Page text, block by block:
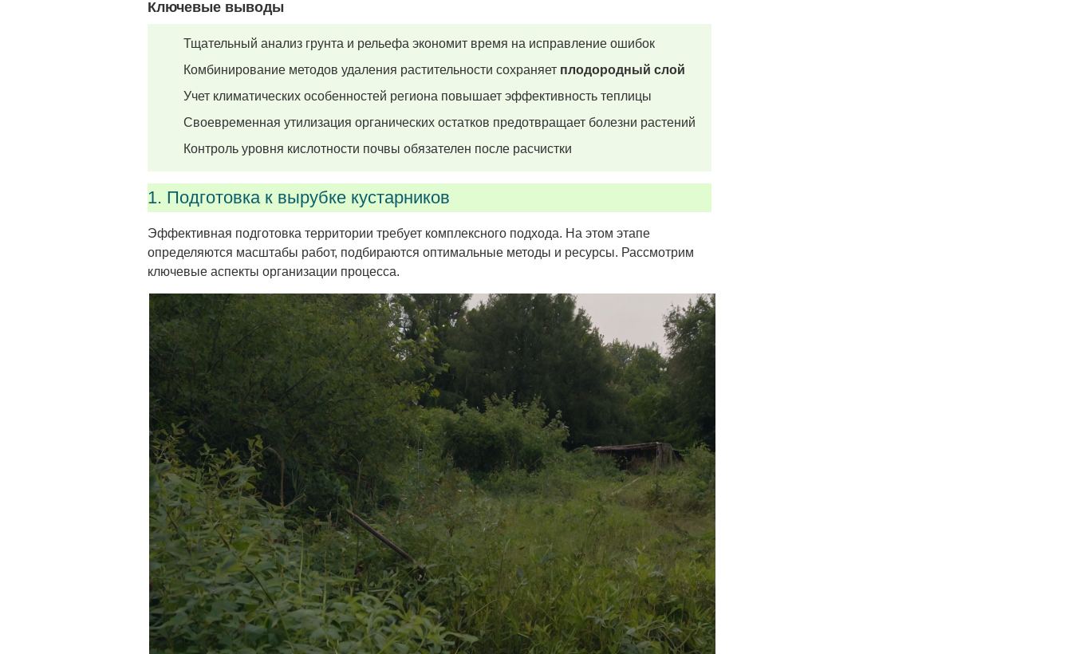
Ключевые выводы
Тщательный анализ грунта и рельефа экономит время на исправление ошибок
Комбинирование методов удаления растительности сохраняет плодородный слой
Учет климатических особенностей региона повышает эффективность теплицы
Своевременная утилизация органических остатков предотвращает болезни растений
Контроль уровня кислотности почвы обязателен после расчистки
1. Подготовка к вырубке кустарников
Эффективная подготовка территории требует комплексного подхода. На этом этапе
определяются масштабы работ, подбираются оптимальные методы и ресурсы. Рассмотрим
ключевые аспекты организации процесса.